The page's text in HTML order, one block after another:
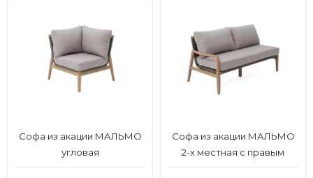
Софа из акации МАЛЬМО
угловая
Софа из акации МАЛЬМО
2-х местная с правым